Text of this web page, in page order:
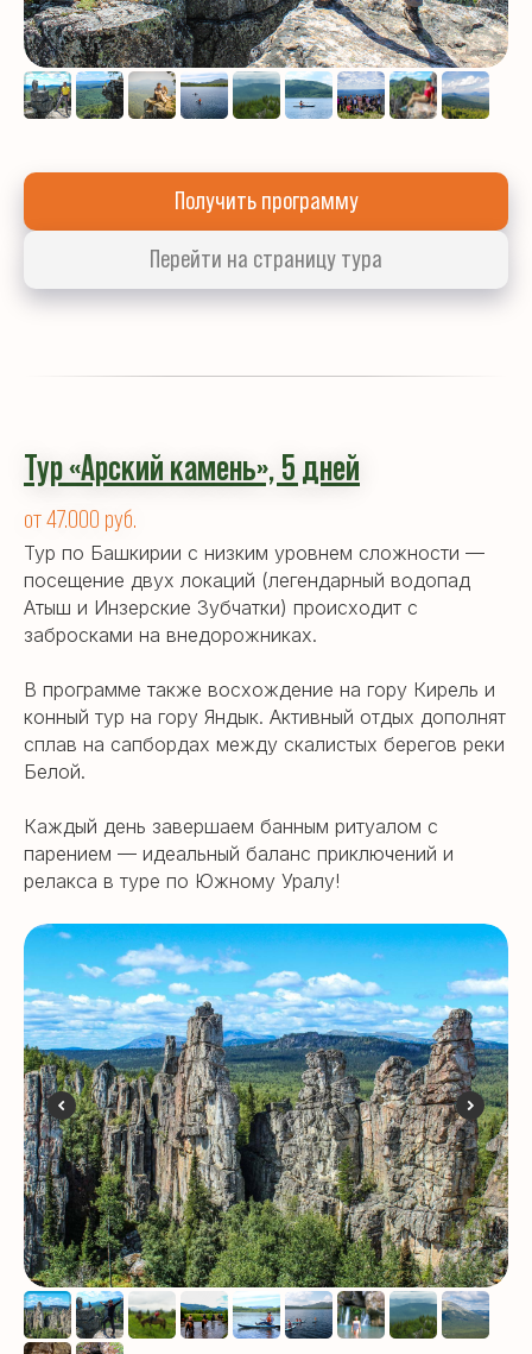
Получить программу
Перейти на страницу тура
Тур «Арский камень», 5 дней
от 47.000 руб.
Тур по Башкирии с низким уровнем сложности —
посещение двух локаций (легендарный водопад
Атыш и Инзерские Зубчатки) происходит с
забросками на внедорожниках.
В программе также восхождение на гору Кирель и
конный тур на гору Яндык. Активный отдых дополнят
сплав на сапбордах между скалистых берегов реки
Белой.
Каждый день завершаем банным ритуалом с
парением — идеальный баланс приключений и
релакса в туре по Южному Уралу!